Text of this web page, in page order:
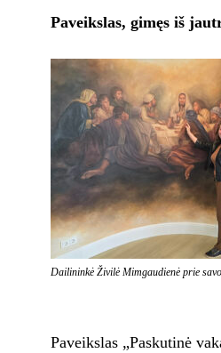
Paveikslas, gimęs iš
Dailininkė Živilė Mimgaudienė prie
Paveikslas „Paskutinė